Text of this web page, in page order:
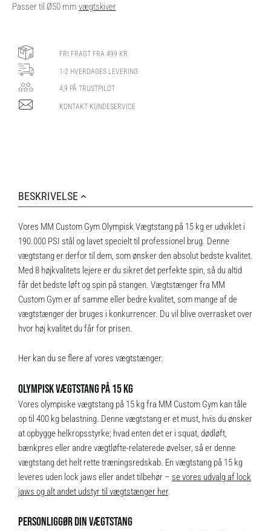
Passer til Ø50 mm vægtskiver
FRI FRAGT FRA 499 KR
1-2 HVERDAGES LEVERING
4,9 PÅ TRUSTPILOT
KONTAKT KUNDESERVICE
BESKRIVELSE
Vores MM Custom Gym Olympisk Vægtstang på 15 kg er udviklet i
190.000 PSI stål og lavet specielt til professionel brug. Denne
vægtstang er derfor til dem, som ønsker den absolut bedste kvalitet.
Med 8 højkvalitets lejere er du sikret det perfekte spin, så du altid
får det bedste løft og spin på stangen. Vægtstænger fra MM
Custom Gym er af samme eller bedre kvalitet, som mange af de
vægtstænger der bruges i konkurrencer. Du vil blive overrasket over
hvor høj kvalitet du får for prisen.
Her kan du se flere af vores vægtstænger.
OLYMPISK VÆGTSTANG PÅ 15 KG
Vores olympiske vægtstang på 15 kg fra MM Custom Gym kan tåle
op til 400 kg belastning. Denne vægtstang er et must, hvis du ønsker
at opbygge helkropsstyrke; hvad enten det er i squat, dødløft,
bænkpres eller andre vægtløfte-relaterede øvelser, så er denne
vægtstang det helt rette træningsredskab. En vægtstang på 15 kg
leveres uden lock jaws eller andet tilbehør – se vores udvalg af lock
jaws og alt andet udstyr til vægtstænger her.
PERSONLIGGØR DIN VÆGTSTANG